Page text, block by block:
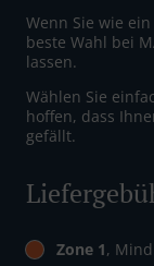
Wenn Sie wie
beste Wahl bei
lassen.
Wählen Sie
hoffen, dass
gefällt.
Zone 1,